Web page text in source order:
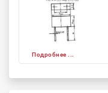
Подробнее ...